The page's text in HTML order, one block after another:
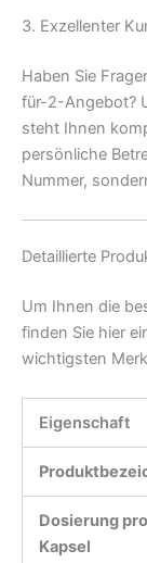
3. Exzellenter
Haben Sie
für-2-Angebot?
steht Ihnen
persönliche
Nummer,
Detaillierte
Um Ihnen die
finden Sie hier
wichtigsten
Eigenschaft
Dosierung pro
Kapsel